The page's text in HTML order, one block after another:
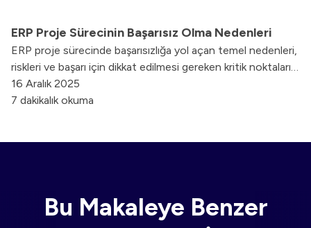
ERP Proje Sürecinin Başarısız Olma Nedenleri
ERP proje sürecinde başarısızlığa yol açan temel nedenleri,
riskleri ve başarı için dikkat edilmesi gereken kritik noktaları
ele aldık.
16 Aralık 2025
7 dakikalık okuma
Bu Makaleye Benzer